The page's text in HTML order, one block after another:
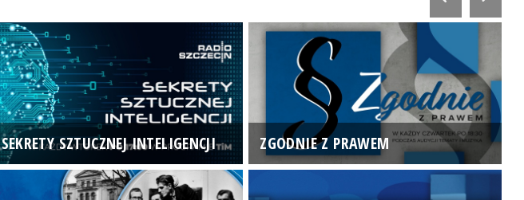
SEKRETY SZTUCZNEJ INTELIGENCJI ZGODNIE Z PRAWEM